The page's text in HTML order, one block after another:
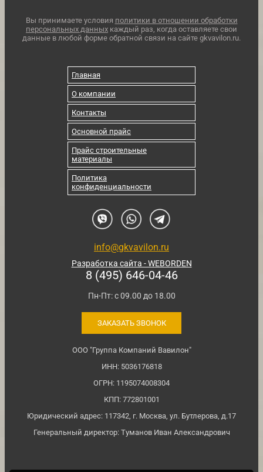
Вы принимаете условия политики в отношении обработки
персональных данных каждый раз, когда оставляете свои
данные в любой форме обратной связи на сайте gkvavilon.ru.
Главная
О компании
Контакты
Основной прайс
Прайс строительные
материалы
Политика
конфиденциальности
info@gkvavilon.ru
Разработка сайта - WEBORDEN
8 (495) 646-04-46
Пн-Пт: с 09.00 до 18.00
ЗАКАЗАТЬ ЗВОНОК
ООО "Группа Компаний Вавилон"
ИНН: 5036176818
ОГРН: 1195074008304
КПП: 772801001
Юридический адрес: 117342, г. Москва, ул. Бутлерова, д.17
Генеральный директор: Туманов Иван Александрович